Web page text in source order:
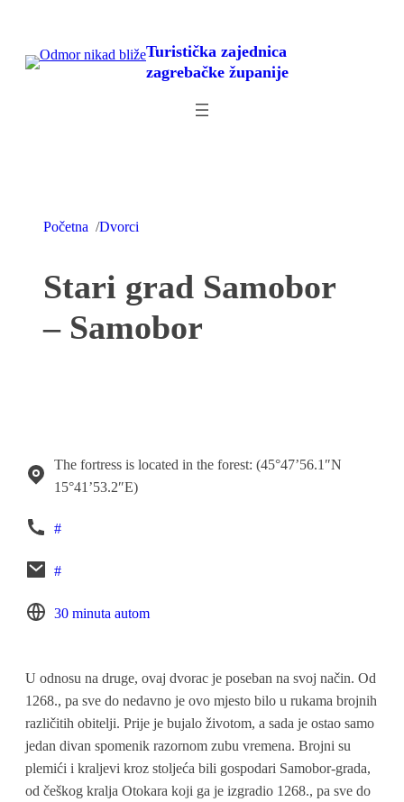
sadržaja
Turistička zajednica
zagrebačke županije
Početna /Dvorci
Stari grad Samobor
– Samobor
The fortress is located in the forest: (45°47’56.1″N
15°41’53.2″E)
#
#
30 minuta autom
U odnosu na druge, ovaj dvorac je poseban na svoj način. Od
1268., pa sve do nedavno je ovo mjesto bilo u rukama brojnih
različitih obitelji. Prije je bujalo životom, a sada je ostao samo
jedan divan spomenik razornom zubu vremena. Brojni su
plemići i kraljevi kroz stoljeća bili gospodari Samobor-grada,
od češkog kralja Otokara koji ga je izgradio 1268., pa sve do